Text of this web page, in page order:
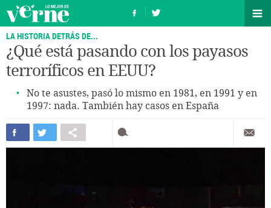
LA HISTORIA DETRÁS DE...
¿Qué está pasando con los payasos
terroríficos en EEUU?
No te asustes, pasó lo mismo en 1981, en 1991 y en
1997: nada. También hay casos en España